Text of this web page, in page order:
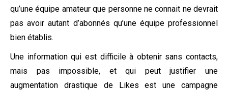
qu’une équipe amateur que personne ne connait ne devrait
pas avoir autant d’abonnés qu’une équipe professionnel
bien établis.
Une information qui est difficile à obtenir sans contacts,
mais pas impossible, et qui peut justifier une
augmentation drastique de Likes est une campagne